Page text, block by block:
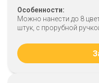
Особенности:
Можно нанести до 8
штук, с прорубной